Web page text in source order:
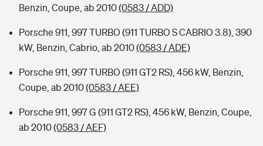
Benzin, Coupe, ab 2010(0583 / ADD)
Porsche 911, 997 TURBO (911 TURBO S CABRIO 3.8), 390
kW, Benzin, Cabrio, ab 2010(0583 / ADE)
Porsche 911, 997 TURBO (911 GT2 RS), 456 kW, Benzin,
Coupe, ab 2010(0583 / AEE)
Porsche 911, 997 G (911 GT2 RS), 456 kW, Benzin, Coupe,
ab 2010(0583 / AEF)